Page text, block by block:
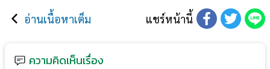
อ่านเนื้อหาเต็ม แชร์หน้านี้
ความคิดเห็นเรื่อง